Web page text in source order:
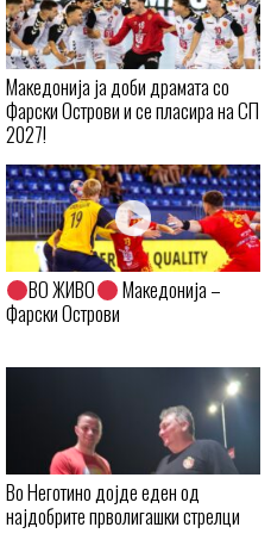
Македонија ја доби драмата со
Фарски Острови и се пласира на СП
2027!
ВО ЖИВО
Македонија –
Фарски Острови
Во Неготино дојде еден од
најдобрите прволигашки стрелци